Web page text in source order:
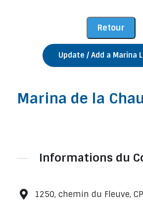
Update / Add a Marina
Marina de la
Informations du
1250, chemin du Fleuve,